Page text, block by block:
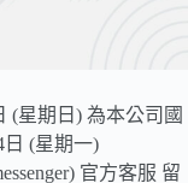
(星期日) 為本公司國
日 (星期一)
官方客服 留